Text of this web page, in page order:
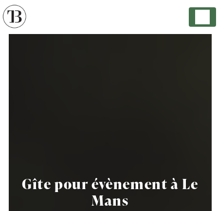
Gîte pour évènement à Le
Mans
Panneau de gestion des cookies